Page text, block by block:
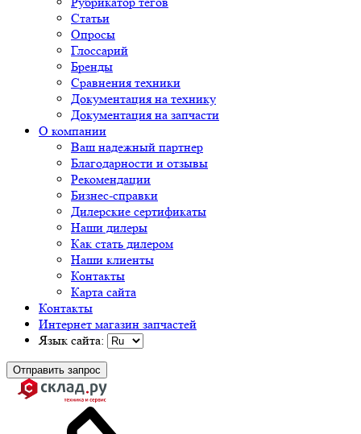
Статьи
Опросы
Глоссарий
Бренды
Сравнения техники
Документация на технику
Документация на запчасти
О компании
Ваш надежный партнер
Благодарности и отзывы
Рекомендации
Бизнес-справки
Дилерские сертификаты
Наши дилеры
Как стать дилером
Наши клиенты
Контакты
Карта сайта
Контакты
Интернет магазин запчастей
Язык сайта:
Отправить запрос